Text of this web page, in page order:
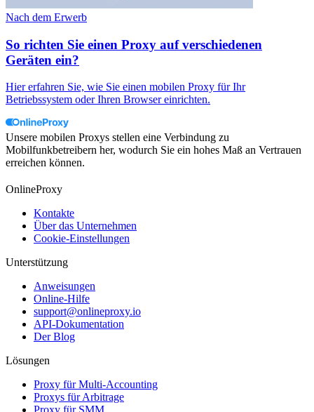
Nach dem Erwerb
So richten Sie einen Proxy auf verschiedenen
Geräten ein?
Hier erfahren Sie, wie Sie einen mobilen Proxy für Ihr
Betriebssystem oder Ihren Browser einrichten.
Unsere mobilen Proxys stellen eine Verbindung zu
Mobilfunkbetreibern her, wodurch Sie ein hohes Maß an Vertrauen
erreichen können.
OnlineProxy
Kontakte
Über das Unternehmen
Cookie-Einstellungen
Unterstützung
Anweisungen
Online-Hilfe
support@onlineproxy.io
API-Dokumentation
Der Blog
Lösungen
Proxy für Multi-Accounting
Proxys für Arbitrage